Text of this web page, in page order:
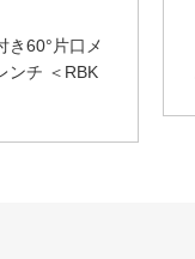
き60°片口メ
ンチ ＜RBK